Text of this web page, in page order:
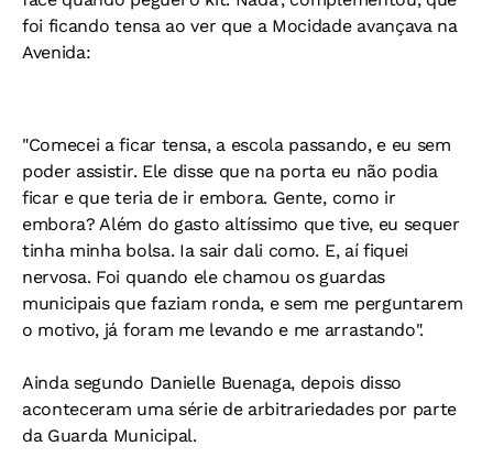
foi ficando tensa ao ver que a Mocidade avançava na
Avenida:
"Comecei a ficar tensa, a escola passando, e eu sem
poder assistir. Ele disse que na porta eu não podia
ficar e que teria de ir embora. Gente, como ir
embora? Além do gasto altíssimo que tive, eu sequer
tinha minha bolsa. Ia sair dali como. E, aí fiquei
nervosa. Foi quando ele chamou os guardas
municipais que faziam ronda, e sem me perguntarem
o motivo, já foram me levando e me arrastando".
Ainda segundo Danielle Buenaga, depois disso
aconteceram uma série de arbitrariedades por parte
da Guarda Municipal.